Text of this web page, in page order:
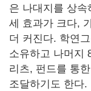
은 나대지를 상속
세 효과가 크다,
더 커진다. 학연
소유하고 나머지
리츠, 펀드를 통
조달하기도 한다.